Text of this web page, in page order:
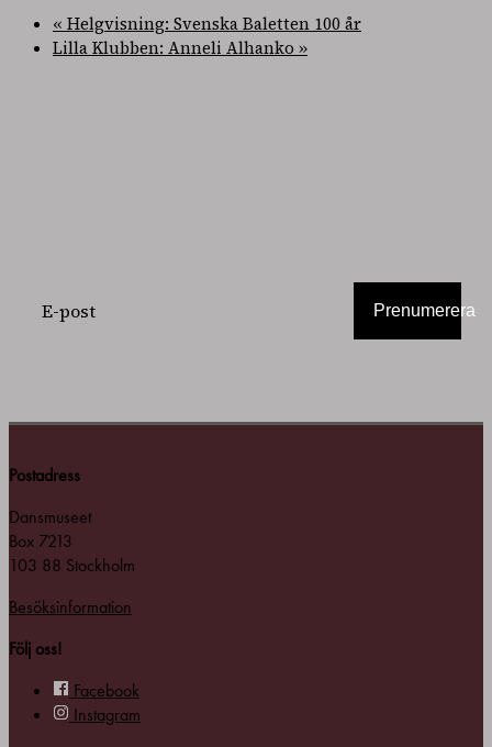
« Helgvisning: Svenska Baletten 100 år
Lilla Klubben: Anneli Alhanko »
Prenumerera
Postadress
Dansmuseet
Box 7213
103 88 Stockholm
Besöksinformation
Följ oss!
Facebook
Instagram